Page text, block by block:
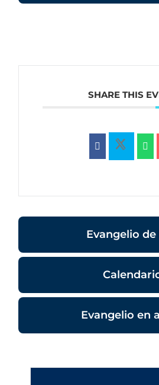
SHARE THIS
Evangelio de
Evangelio en